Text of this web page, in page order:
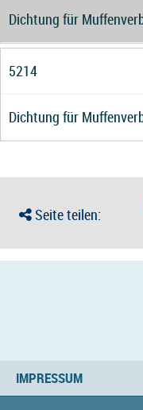
Dichtung für
5214
Dichtung für
Seite teilen:
IMPRESSUM